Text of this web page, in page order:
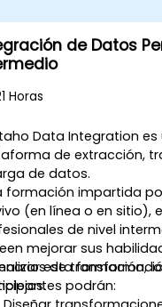
de Datos
Horas
Data Integration es
de extracción,
de datos.
formación impartida
(en línea o en sitio),
de nivel
mejorar sus
de
esta formación,
podrán: